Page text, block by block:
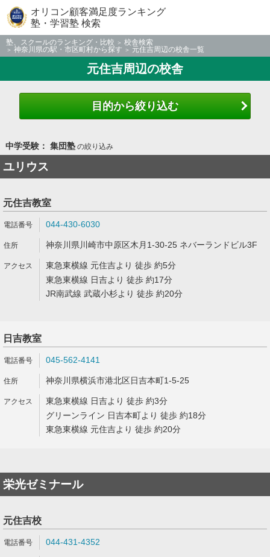
オリコン顧客満足度ランキング
塾・学習塾 検索
塾、スクールのランキング・比較
校舎検索
神奈川県の駅・市区町村から探す
元住吉周辺の校舎一覧
元住吉周辺の校舎
目的から絞り込む
中学受験： 集団塾の絞り込み
ユリウス
元住吉教室
044-430-6030
神奈川県川崎市中原区木月1-30-25 ネバーランドビル3F
東急東横線 元住吉より 徒歩 約5分
東急東横線 日吉より 徒歩 約17分
JR南武線 武蔵小杉より 徒歩 約20分
日吉教室
045-562-4141
神奈川県横浜市港北区日吉本町1-5-25
東急東横線 日吉より 徒歩 約3分
グリーンライン 日吉本町より 徒歩 約18分
東急東横線 元住吉より 徒歩 約20分
栄光ゼミナール
元住吉校
044-431-4352